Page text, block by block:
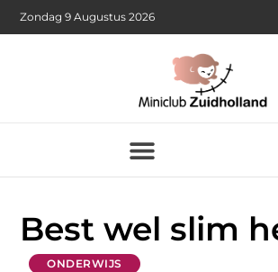
Zondag 9 Augustus 2026
Best wel slim
ONDERWIJS